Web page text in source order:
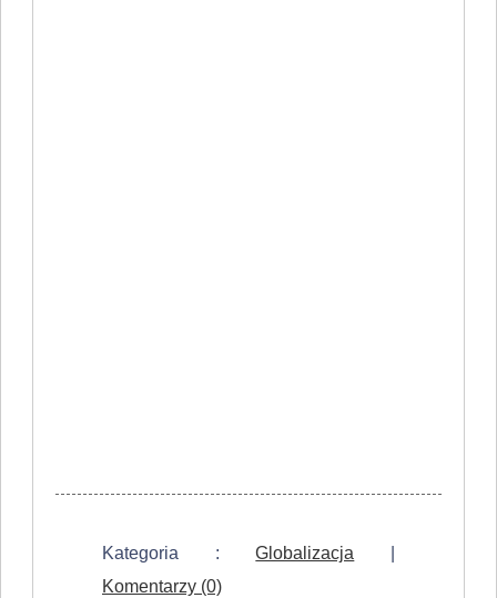
Kategoria :Globalizacja
Komentarzy (0)